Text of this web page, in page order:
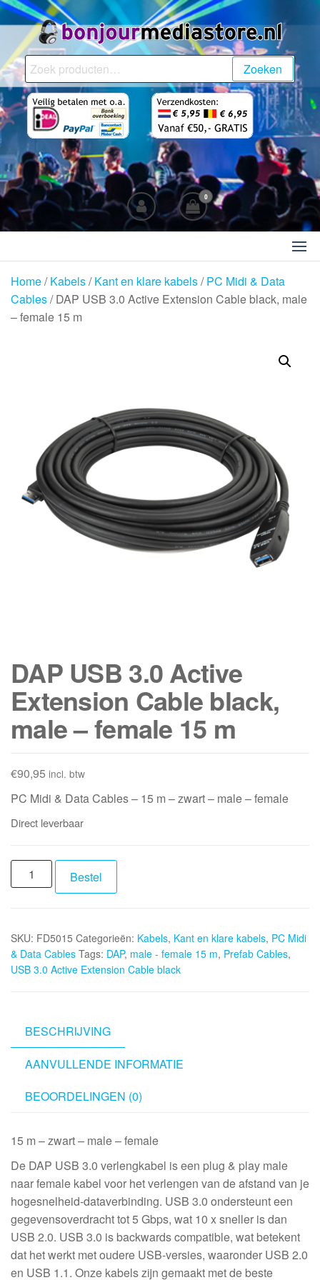
Ga
naar
inhoudBonjourMediaStore.nl
Professionals in
Zoeken
naar:
Zoeken
0
Home/Kabels/Kant en klare kabels/PC Midi & Data
Cables/ DAP USB 3.0 Active Extension Cable black, male
– female 15 m
DAP USB 3.0 Active
Extension Cable black,
male – female 15 m
€90,95 incl. btw
PC Midi & Data Cables – 15 m – zwart – male – female
Direct leverbaar
DAP
USB
Extension
Cable
black,
female
15
Bestel
SKU: FD5015 Categorieën: Kabels, Kant en klare kabels, PC Midi
& Data Cables Tags: DAP, male - female 15 m, Prefab Cables,
USB 3.0 Active Extension Cable black
BESCHRIJVING
AANVULLENDE INFORMATIE
BEOORDELINGEN (0)
15 m – zwart – male – female
De DAP USB 3.0 verlengkabel is een plug & play male
naar female kabel voor het verlengen van de afstand van je
hogesnelheid-dataverbinding. USB 3.0 ondersteunt een
gegevensoverdracht tot 5 Gbps, wat 10 x sneller is dan
USB 2.0. USB 3.0 is backwards compatible, wat betekent
dat het werkt met oudere USB-versies, waaronder USB 2.0
en USB 1.1. Onze kabels zijn gemaakt met de beste